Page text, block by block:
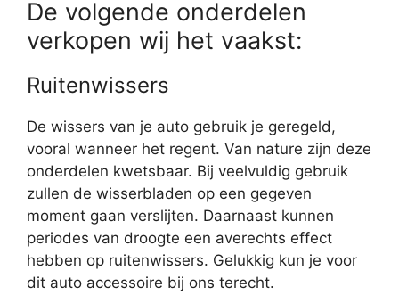
De volgende onderdelen
verkopen wij het vaakst:
Ruitenwissers
De wissers van je auto gebruik je geregeld,
vooral wanneer het regent. Van nature zijn deze
onderdelen kwetsbaar. Bij veelvuldig gebruik
zullen de wisserbladen op een gegeven
moment gaan verslijten. Daarnaast kunnen
periodes van droogte een averechts effect
hebben op ruitenwissers. Gelukkig kun je voor
dit auto accessoire bij ons terecht.